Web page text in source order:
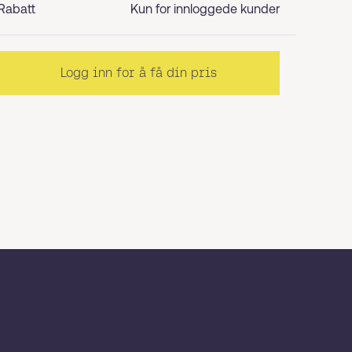
Kun for innloggede kunder
Logg inn for å få din pris